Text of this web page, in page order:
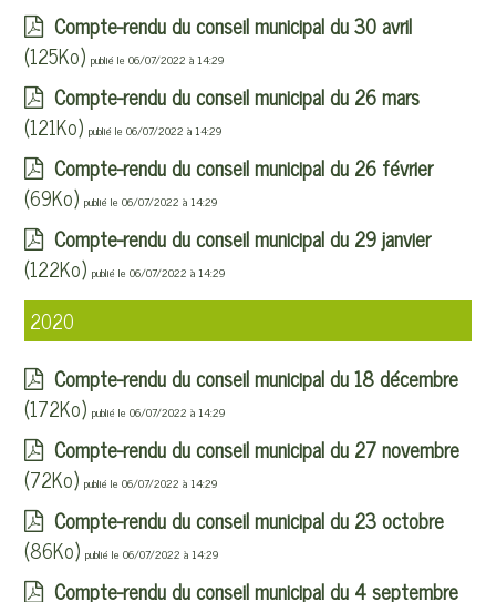
Compte-rendu du conseil municipal du 30 avril
(125Ko)publié le 06/07/2022 à 14:29
Compte-rendu du conseil municipal du 26 mars
(121Ko)publié le 06/07/2022 à 14:29
Compte-rendu du conseil municipal du 26 février
(69Ko)publié le 06/07/2022 à 14:29
Compte-rendu du conseil municipal du 29 janvier
(122Ko)publié le 06/07/2022 à 14:29
2020
Compte-rendu du conseil municipal du 18 décembre
(172Ko)publié le 06/07/2022 à 14:29
Compte-rendu du conseil municipal du 27 novembre
(72Ko)publié le 06/07/2022 à 14:29
Compte-rendu du conseil municipal du 23 octobre
(86Ko)publié le 06/07/2022 à 14:29
Compte-rendu du conseil municipal du 4 septembre